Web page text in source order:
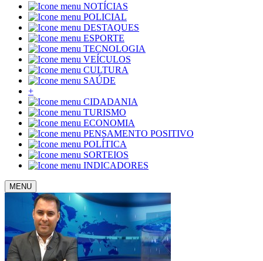
NOTÍCIAS
POLICIAL
DESTAQUES
ESPORTE
TECNOLOGIA
VEÍCULOS
CULTURA
SAÚDE
+
CIDADANIA
TURISMO
ECONOMIA
PENSAMENTO POSITIVO
POLÍTICA
SORTEIOS
INDICADORES
MENU